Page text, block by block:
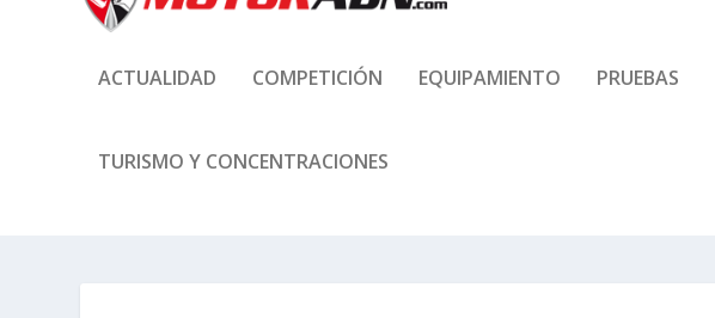
ACTUALIDAD COMPETICIÓN EQUIPAMIENTO PRUEBAS
TURISMO Y CONCENTRACIONES